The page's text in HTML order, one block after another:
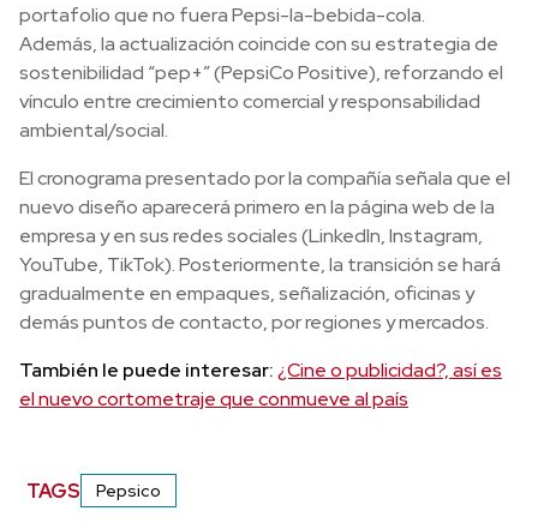
portafolio que no fuera Pepsi-la-bebida-cola.
Además, la actualización coincide con su estrategia de
sostenibilidad “pep+” (PepsiCo Positive), reforzando el
vínculo entre crecimiento comercial y responsabilidad
ambiental/social.
El cronograma presentado por la compañía señala que el
nuevo diseño aparecerá primero en la página web de la
empresa y en sus redes sociales (LinkedIn, Instagram,
YouTube, TikTok). Posteriormente, la transición se hará
gradualmente en empaques, señalización, oficinas y
demás puntos de contacto, por regiones y mercados.
También le puede interesar:¿Cine o publicidad?, así es
el nuevo cortometraje que conmueve al país
TAGS Pepsico